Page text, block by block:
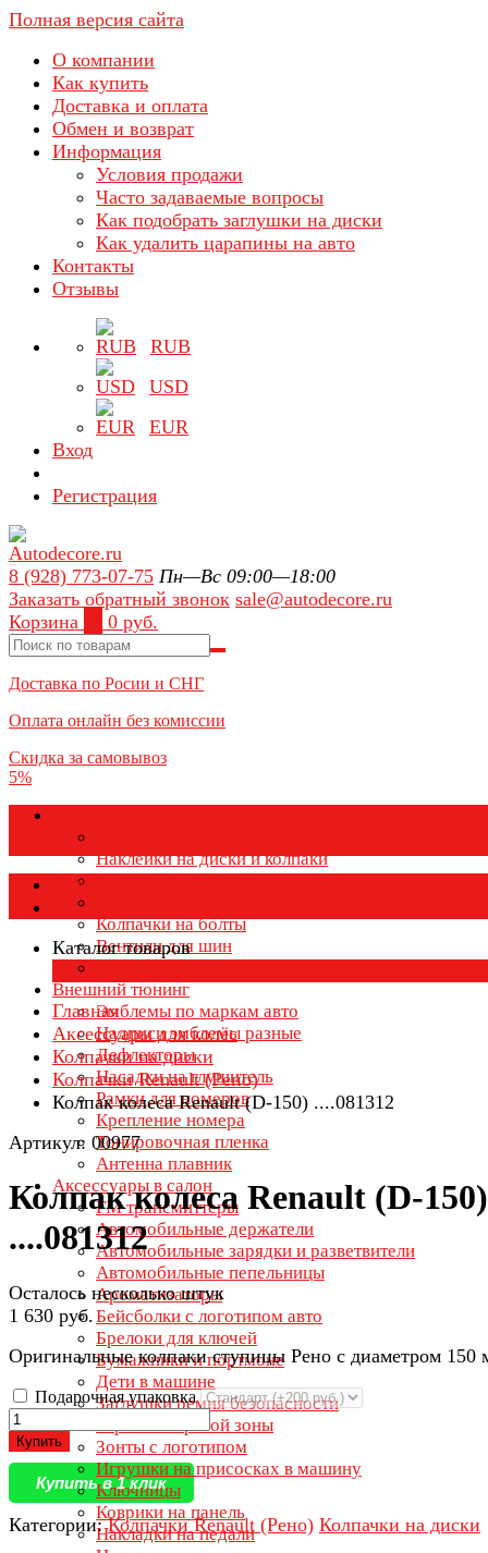
Полная версия сайта
О компании
Как купить
Доставка и оплата
Обмен и возврат
Информация
Условия продажи
Часто задаваемые вопросы
Как подобрать заглушки на диски
Как удалить царапины на авто
Контакты
Отзывы
RUB
USD
EUR
Вход
Регистрация
8 (928) 773-07-75 Пн—Вс 09:00—18:00
Заказать обратный звонок sale@autodecore.ru
Корзина
0 руб.
Доставка по Росии и СНГ
Оплата онлайн без комиссии
Скидка за самовывоз
5%
Наклейки на диски и колпаки
Колпаки на колеса
Колпачки на болты
Вентили для шин
Внешний тюнинг
Эмблемы по маркам авто
Надписи эмблемы разные
Дефлекторы
Насадки на глушитель
Рамки для номеров
Крепление номера
Тонировочная пленка
Антенна плавник
Аксессуары в салон
FM трансмиттеры
Автомобильные держатели
Автомобильные зарядки и разветвители
Автомобильные пепельницы
Ароматизаторы
Бейсболки с логотипом авто
Брелоки для ключей
Бумажники и портмоне
Дети в машине
Заглушки ремня безопасности
Зеркала мертвой зоны
Зонты с логотипом
Игрушки на присосках в машину
Ключницы
Коврики на панель
Накладки на педали
Каталог товаров
Каталог товаров
Главная
Аксессуары для колёс
Колпачки на диски
Колпачки Renault (Рено)
Колпак колеса Renault (D-150) ....081312
Артикул: 00977
Колпак колеса Renault (D-150)
....081312
Осталось несколько штук
1 630 руб.
Оригинальные колпаки ступицы Рено с диаметром 150
Подарочная упаковка
Купить
Купить в 1 клик
Категории:Колпачки Renault (Рено) Колпачки на диски